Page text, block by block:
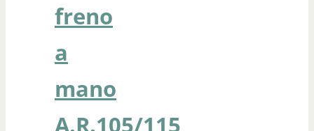
freno
a
mano
A.R.105/115